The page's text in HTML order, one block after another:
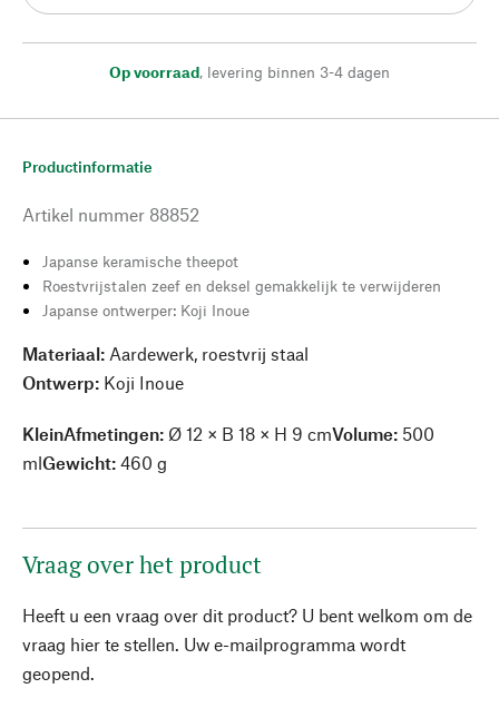
Op voorraad, levering binnen 3-4 dagen
Productinformatie
Artikel nummer 88852
Japanse keramische theepot
Roestvrijstalen zeef en deksel gemakkelijk te verwijderen
Japanse ontwerper: Koji Inoue
Materiaal: Aardewerk, roestvrij staal
Ontwerp: Koji Inoue
KleinAfmetingen: Ø 12 × B 18 × H 9 cmVolume: 500
mlGewicht: 460 g
Vraag over het product
Heeft u een vraag over dit product? U bent welkom om de
vraag hier te stellen. Uw e-mailprogramma wordt
geopend.